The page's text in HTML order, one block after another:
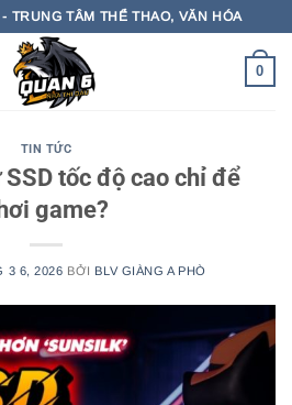
TRUNG TÂM THỂ THAO, VĂN HÓA
0
TIN TỨC
tốc độ cao chỉ để
game?
3 6, 2026 BỞI BLV GIÀNG A PHÒ